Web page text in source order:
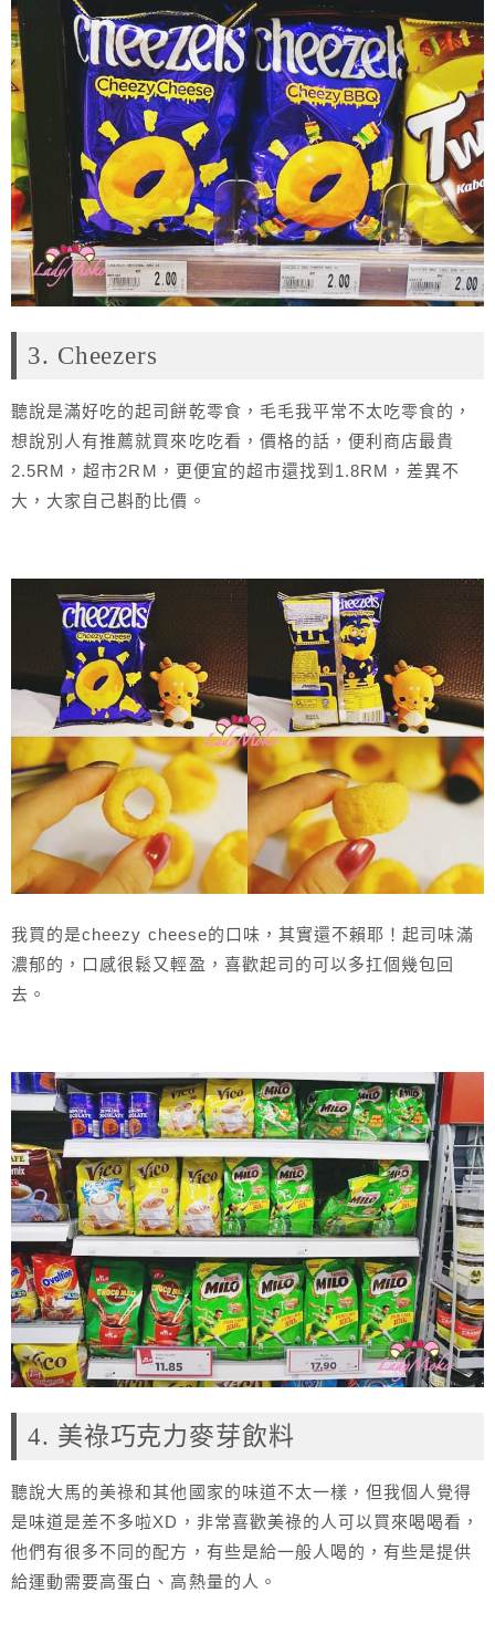
3. Cheezers
聽說是滿好吃的起司餅乾零食，毛毛我平常不太吃零食的，
想說別人有推薦就買來吃吃看，價格的話，便利商店最貴
2.5RM，超市2RM，更便宜的超市還找到1.8RM，差異不
大，大家自己斟酌比價。
我買的是cheezy cheese的口味，其實還不賴耶！起司味滿
濃郁的，口感很鬆又輕盈，喜歡起司的可以多扛個幾包回
去。
4. 美祿巧克力麥芽飲料
聽說大馬的美祿和其他國家的味道不太一樣，但我個人覺得
是味道是差不多啦XD，非常喜歡美祿的人可以買來喝喝看，
他們有很多不同的配方，有些是給一般人喝的，有些是提供
給運動需要高蛋白、高熱量的人。